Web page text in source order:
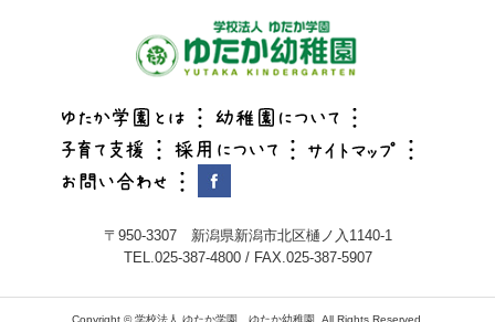
〒950-3307 新潟県新潟市北区樋ノ入1140-1
TEL.025-387-4800 / FAX.025-387-5907
Copyright © 学校法人 ゆたか学園 ゆたか幼稚園. All Rights Reserved.